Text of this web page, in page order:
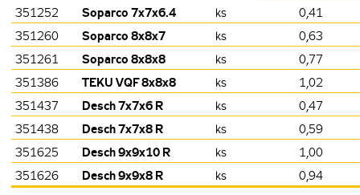
351252 Soparco 7x7x6.4 ks
0,41
351260
Soparco 8x8x7 ks
0,63
351261
Soparco 8x8x8 ks
0,77
351386
TEKU VQF 8x8x8 ks
1,02
351437
Desch 7x7x6 R ks
0,47
351438
Desch 7x7x8 R ks
0,59
351625
Desch 9x9x10 R ks
1,00
351626
Desch 9x9x8 R ks 0,94